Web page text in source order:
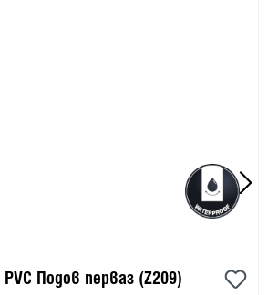
PVC Подов перваз (Z209)